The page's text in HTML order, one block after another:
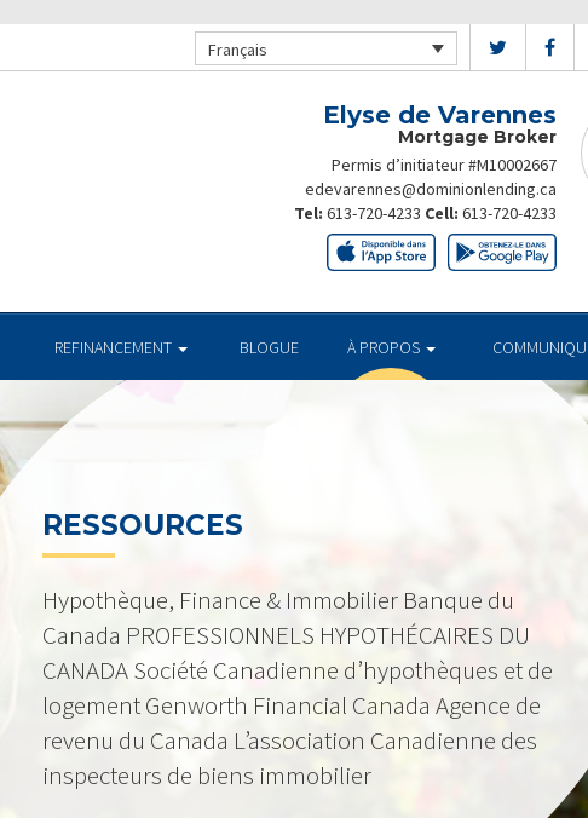
Français
Elyse de Varennes
Mortgage Broker
Permis d’initiateur #M10002667
edevarennes@dominionlending.ca
Tel: 613-720-4233 Cell: 613-720-4233
REFINANCEMENT BLOGUE À PROPOS
RESSOURCES
Hypothèque, Finance & Immobilier Banque du
Canada PROFESSIONNELS HYPOTHÉCAIRES DU
CANADA Société Canadienne d’hypothèques et de
logement Genworth Financial Canada Agence de
revenu du Canada L’association Canadienne des
inspecteurs de biens immobilier